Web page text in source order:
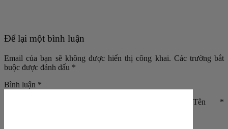
Để lại một bình luận
Email của bạn sẽ không được hiển thị công khai. Các trường bắt
buộc được đánh dấu *
Bình luận *
Tên *